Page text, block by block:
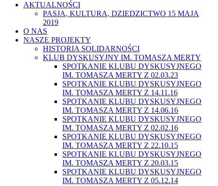
AKTUALNOŚCI
PASJA, KULTURA, DZIEDZICTWO 15 MAJA
2019
O NAS
NASZE PROJEKTY
HISTORIA SOLIDARNOŚCI
KLUB DYSKUSYJNY IM. TOMASZA MERTY
SPOTKANIE KLUBU DYSKUSYJNEGO
IM. TOMASZA MERTY Z 02.03.23
SPOTKANIE KLUBU DYSKUSYJNEGO
IM. TOMASZA MERTY Z 14.11.16
SPOTKANIE KLUBU DYSKUSYJNEGO
IM. TOMASZA MERTY Z 14.06.16
SPOTKANIE KLUBU DYSKUSYJNEGO
IM. TOMASZA MERTY Z 02.02.16
SPOTKANIE KLUBU DYSKUSYJNEGO
IM. TOMASZA MERTY Z 22.10.15
SPOTKANIE KLUBU DYSKUSYJNEGO
IM. TOMASZA MERTY Z 20.03.15
SPOTKANIE KLUBU DYSKUSYJNEGO
IM. TOMASZA MERTY Z 05.12.14